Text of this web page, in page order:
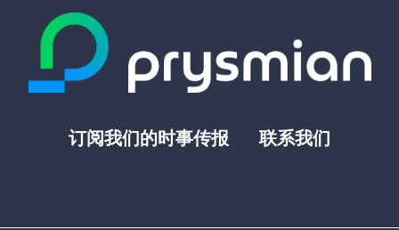
Footer订阅我们的时事传报 联系我们